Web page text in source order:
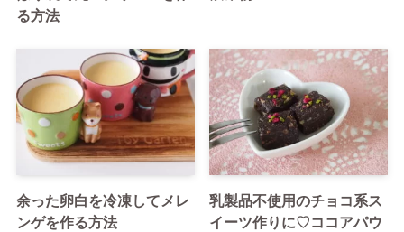
る方法
余った卵白を冷凍してメレ
ンゲを作る方法
乳製品不使用のチョコ系ス
イーツ作りに♡ココアパウ